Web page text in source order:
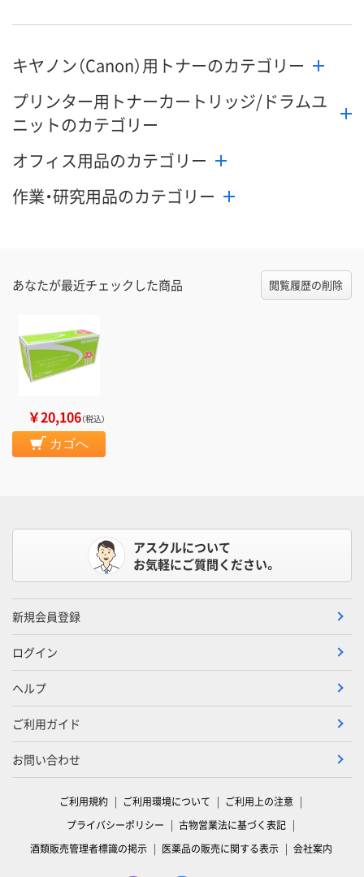
キヤノン（Canon）用トナーのカテゴリー
プリンター用トナーカートリッジ/ドラムユ
ニットのカテゴリー
オフィス用品のカテゴリー
作業・研究用品のカテゴリー
あなたが最近チェックした商品 閲覧履歴の削除
￥20,106（税込）
カゴへ
アスクルについて
お気軽にご質問ください。
新規会員登録
ログイン
ヘルプ
ご利用ガイド
お問い合わせ
ご利用規約 ご利用環境について
ご利用上の注意
プライバシーポリシー
古物営業法に基づく表記
酒類販売管理者標識の掲示
医薬品の販売に関する表示 会社案内